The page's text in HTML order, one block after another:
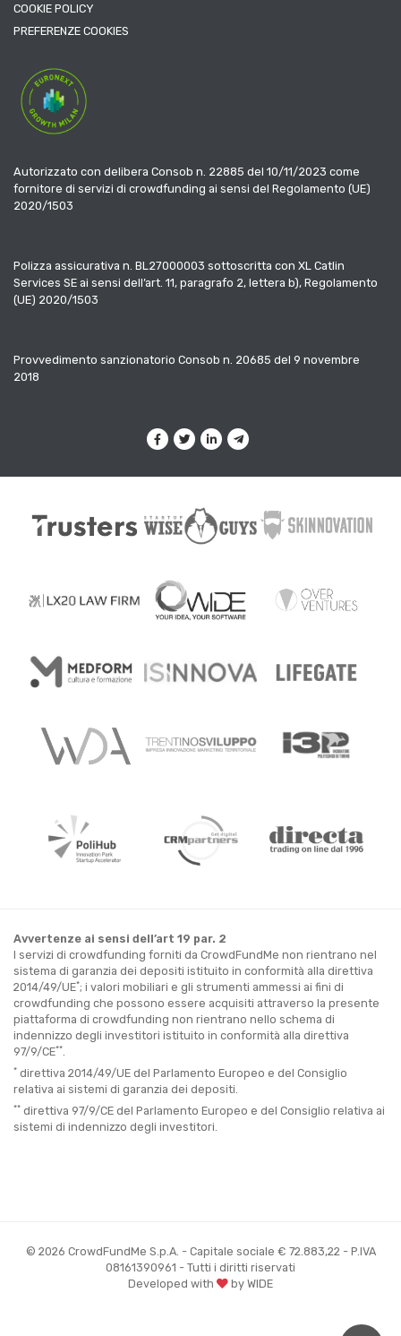
COOKIE POLICY
PREFERENZE COOKIES
Autorizzato con delibera Consob n. 22885 del 10/11/2023 come
fornitore di servizi di crowdfunding ai sensi del Regolamento (UE)
2020/1503
Polizza assicurativa n. BL27000003 sottoscritta con XL Catlin
Services SE ai sensi dell’art. 11, paragrafo 2, lettera b), Regolamento
(UE) 2020/1503
Provvedimento sanzionatorio Consob n. 20685 del 9 novembre
2018
Avvertenze ai sensi dell’art 19 par. 2
I servizi di crowdfunding forniti da CrowdFundMe non rientrano nel
sistema di garanzia dei depositi istituito in conformità alla direttiva
2014/49/UE*; i valori mobiliari e gli strumenti ammessi ai fini di
crowdfunding che possono essere acquisiti attraverso la presente
piattaforma di crowdfunding non rientrano nello schema di
indennizzo degli investitori istituito in conformità alla direttiva
97/9/CE**.
* direttiva 2014/49/UE del Parlamento Europeo e del Consiglio
relativa ai sistemi di garanzia dei depositi.
** direttiva 97/9/CE del Parlamento Europeo e del Consiglio relativa ai
sistemi di indennizzo degli investitori.
© 2026 CrowdFundMe S.p.A. - Capitale sociale € 72.883,22 - P.IVA
08161390961 - Tutti i diritti riservati
Developed with
by WIDE